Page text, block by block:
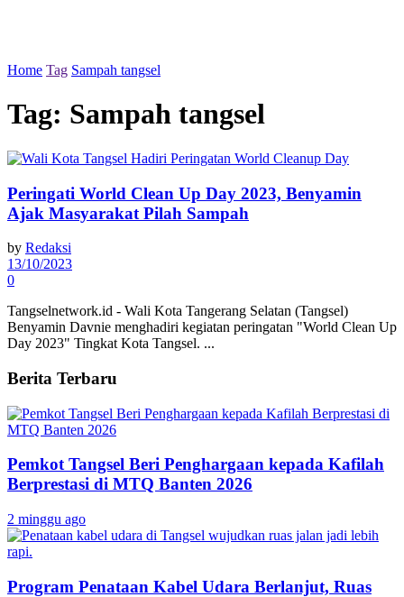
Home Tag Sampah tangsel
Tag: Sampah tangsel
Peringati World Clean Up Day 2023, Benyamin
Ajak Masyarakat Pilah Sampah
by Redaksi
13/10/2023
0
Tangselnetwork.id - Wali Kota Tangerang Selatan (Tangsel)
Benyamin Davnie menghadiri kegiatan peringatan "World Clean Up
Day 2023" Tingkat Kota Tangsel. ...
Berita Terbaru
Pemkot Tangsel Beri Penghargaan kepada Kafilah
Berprestasi di MTQ Banten 2026
2 minggu ago
Program Penataan Kabel Udara Berlanjut, Ruas